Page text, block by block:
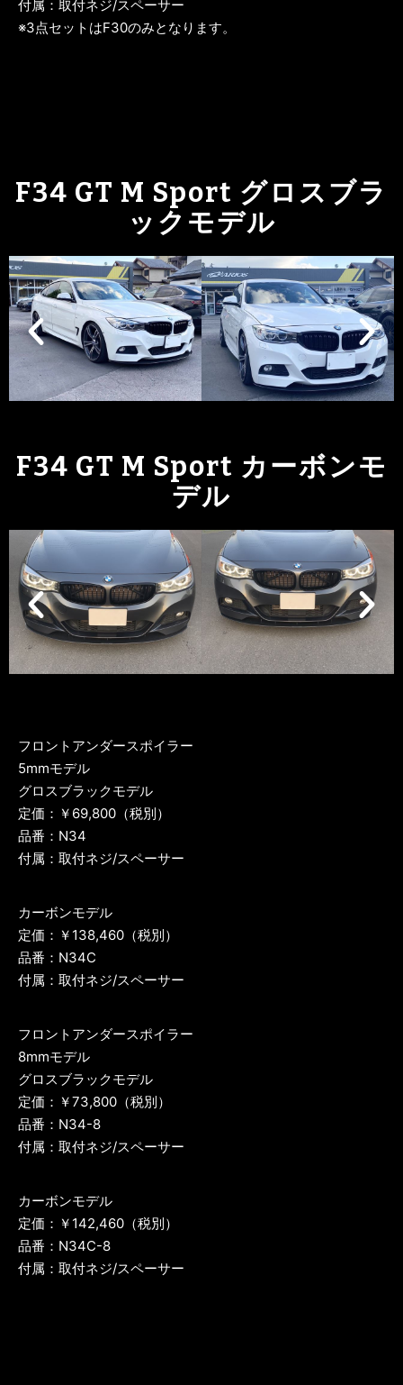
付属：取付ネジ/スペーサー
※3点セットはF30のみとなります。
F34 GT M Sport グロスブラ
ックモデル
F34 GT M Sport カーボンモ
デル
フロントアンダースポイラー
5mmモデル
グロスブラックモデル
定価：￥69,800（税別）
品番：N34
付属：取付ネジ/スペーサー
カーボンモデル
定価：￥138,460（税別）
品番：N34C
付属：取付ネジ/スペーサー
フロントアンダースポイラー
8mmモデル
グロスブラックモデル
定価：￥73,800（税別）
品番：N34-8
付属：取付ネジ/スペーサー
カーボンモデル
定価：￥142,460（税別）
品番：N34C-8
付属：取付ネジ/スペーサー